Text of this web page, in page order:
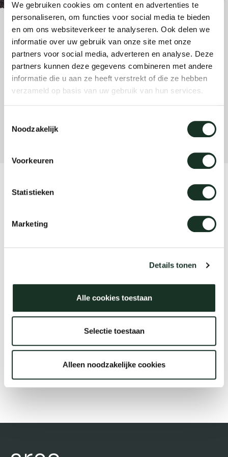
We gebruiken cookies om content en advertenties te
personaliseren, om functies voor social media te bieden
en om ons websiteverkeer te analyseren. Ook delen we
informatie over uw gebruik van onze site met onze
partners voor social media, adverteren en analyse. Deze
partners kunnen deze gegevens combineren met andere
informatie die u aan ze heeft verstrekt of die ze hebben
verzameld op basis van uw gebruik van hun services.
Noodzakelijk
Voorkeuren
Statistieken
Marketing
Details tonen
Alle cookies toestaan
Selectie toestaan
Alleen noodzakelijke cookies
oval
local
vision
cm13/
cm21
cm22
raw
jorre
ivan
jonas
dick
karel
About Arco
CM10 - small black
€45.00